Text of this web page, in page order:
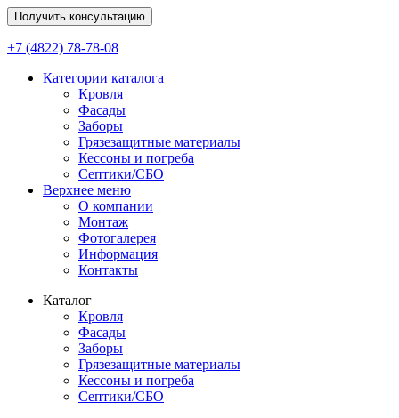
Получить консультацию
+7 (4822) 78-78-08
Категории каталога
Кровля
Фасады
Заборы
Грязезащитные материалы
Кессоны и погреба
Септики/СБО
Верхнее меню
О компании
Монтаж
Фотогалерея
Информация
Контакты
Каталог
Кровля
Фасады
Заборы
Грязезащитные материалы
Кессоны и погреба
Септики/СБО